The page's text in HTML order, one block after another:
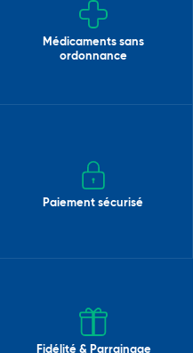
Médicaments sans
ordonnance
Paiement sécurisé
Fidélité & Parrainage